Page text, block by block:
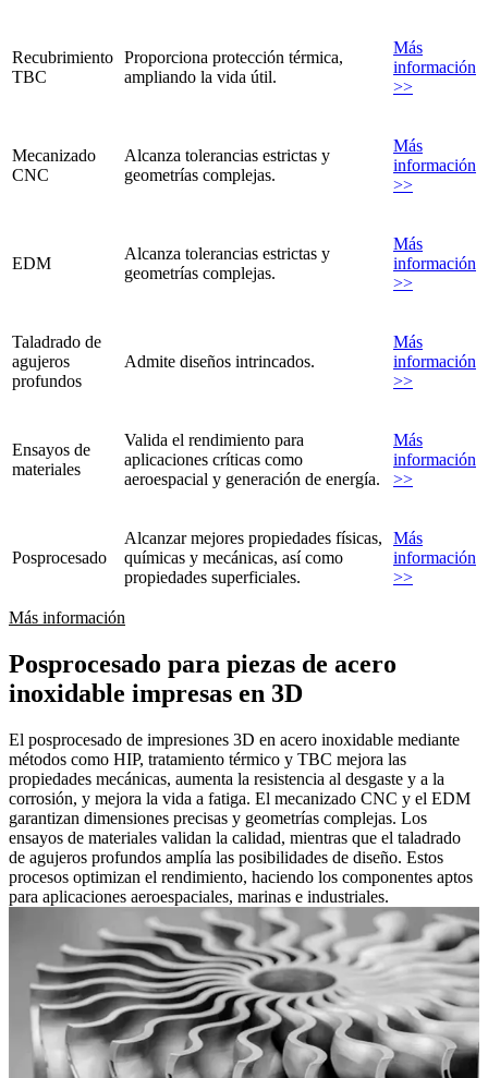
Recubrimiento
TBC
Proporciona protección térmica,
ampliando la vida útil.
Más
información
>>
Mecanizado
CNC
Alcanza tolerancias estrictas y
geometrías complejas.
Más
información
>>
EDM
Alcanza tolerancias estrictas y
geometrías complejas.
Más
información
>>
Taladrado de
agujeros
profundos
Admite diseños intrincados.
Más
información
>>
Ensayos de
materiales
Valida el rendimiento para
aplicaciones críticas como
aeroespacial y generación de energía.
Más
información
>>
Posprocesado
Alcanzar mejores propiedades físicas,
químicas y mecánicas, así como
propiedades superficiales.
Más
información
>>
Más información
Posprocesado para piezas de acero
inoxidable impresas en 3D
El posprocesado de impresiones 3D en acero inoxidable mediante
métodos como HIP, tratamiento térmico y TBC mejora las
propiedades mecánicas, aumenta la resistencia al desgaste y a la
corrosión, y mejora la vida a fatiga. El mecanizado CNC y el EDM
garantizan dimensiones precisas y geometrías complejas. Los
ensayos de materiales validan la calidad, mientras que el taladrado
de agujeros profundos amplía las posibilidades de diseño. Estos
procesos optimizan el rendimiento, haciendo los componentes aptos
para aplicaciones aeroespaciales, marinas e industriales.